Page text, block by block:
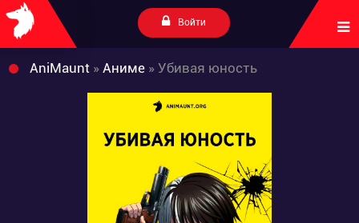
Войти
AniMaunt » Аниме » Убивая юность